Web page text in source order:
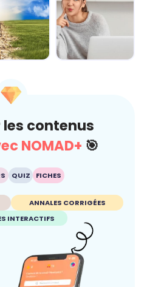
Climat
les contenus
NOMAD+ 🎯
QUIZ FICHES
ANNALES CORRIGÉES
INTERACTIFS